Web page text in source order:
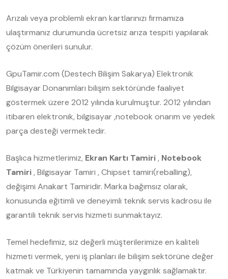
Arızalı veya problemli ekran kartlarınızı firmamıza
ulaştırmanız durumunda ücretsiz arıza tespiti yapılarak
çözüm önerileri sunulur.
GpuTamir.com (Destech Bilişim Sakarya) Elektronik
Bilgisayar Donanımları bilişim sektöründe faaliyet
göstermek üzere 2012 yılında kurulmuştur. 2012 yılından
itibaren elektronik, bilgisayar ,notebook onarım ve yedek
parça desteği vermektedir.
Başlıca hizmetlerimiz, Ekran Kartı Tamiri, Notebook
Tamiri, Bilgisayar Tamiri , Chipset tamiri(reballing),
değişimi Anakart Tamiridir. Marka bağımsız olarak,
konusunda eğitimli ve deneyimli teknik servis kadrosu ile
garantili teknik servis hizmeti sunmaktayız.
Temel hedefimiz, siz değerli müşterilerimize en kaliteli
hizmeti vermek, yeni iş planları ile bilişim sektörüne değer
katmak ve Türkiyenin tamamında yaygınlık sağlamaktır.